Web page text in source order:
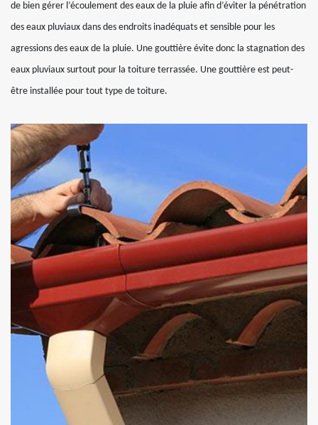
de bien gérer l’écoulement des eaux de la pluie afin d’éviter la pénétration
des eaux pluviaux dans des endroits inadéquats et sensible pour les
agressions des eaux de la pluie. Une gouttière évite donc la stagnation des
eaux pluviaux surtout pour la toiture terrassée. Une gouttière est peut-
être installée pour tout type de toiture.